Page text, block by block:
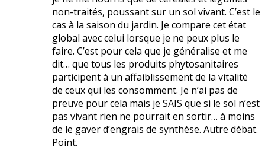
non-traités, poussant sur un sol vivant. C’est le
cas à la saison du jardin. Je compare cet état
global avec celui lorsque je ne peux plus le
faire. C’est pour cela que je généralise et me
dit… que tous les produits phytosanitaires
participent à un affaiblissement de la vitalité
de ceux qui les consomment. Je n’ai pas de
preuve pour cela mais je SAIS que si le sol n’est
pas vivant rien ne pourrait en sortir… à moins
de le gaver d’engrais de synthèse. Autre débat.
Point.